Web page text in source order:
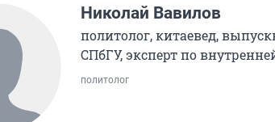
Николай Вавилов
политолог, китаевед,
СПбГУ, эксперт по
политолог